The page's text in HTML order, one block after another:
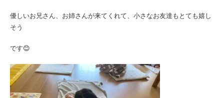
優しいお兄さん、お姉さんが来てくれて、小さなお友達もとても嬉し
そう
です😊